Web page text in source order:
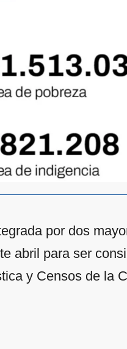
por dos
abril para ser
y Censos de la